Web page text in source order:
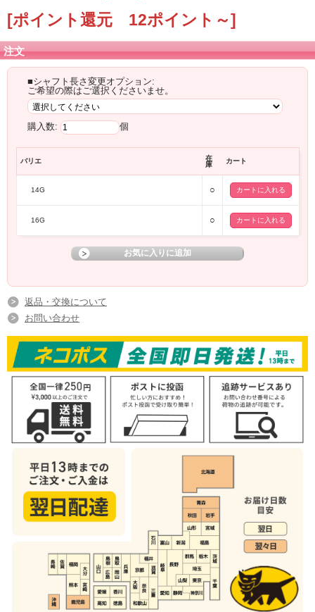
[ポイント還元 12ポイント～]
注文
■シャフト長さ変更オプション:
ご希望の際はご選択くださいませ。
購入数: 個
バリエ
在
庫
カート
14G ○
16G ○
返品・交換について
お問い合わせ